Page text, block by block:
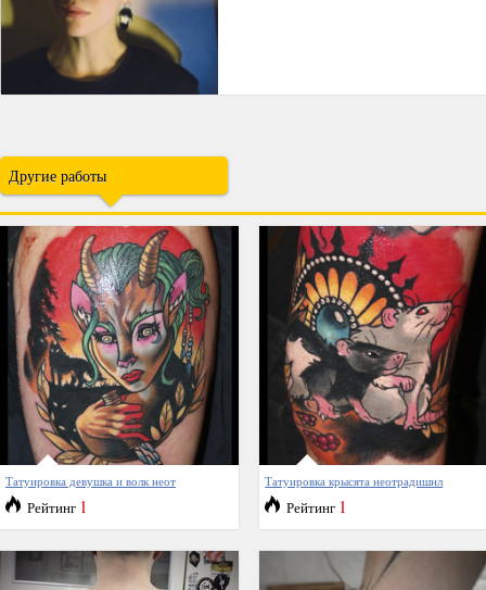
Другие работы
Татуировка девушка и волк неот
Рейтинг 1
Татуировка крысята неотрадишнл
Рейтинг 1